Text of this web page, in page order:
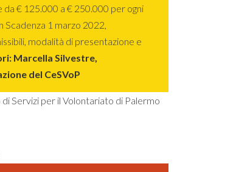
€ 125.000 a € 250.000 per ogni
1 marzo 2022,
modalità di presentazione e
Marcella Silvestre,
del CeSVoP
Servizi per il Volontariato di Palermo